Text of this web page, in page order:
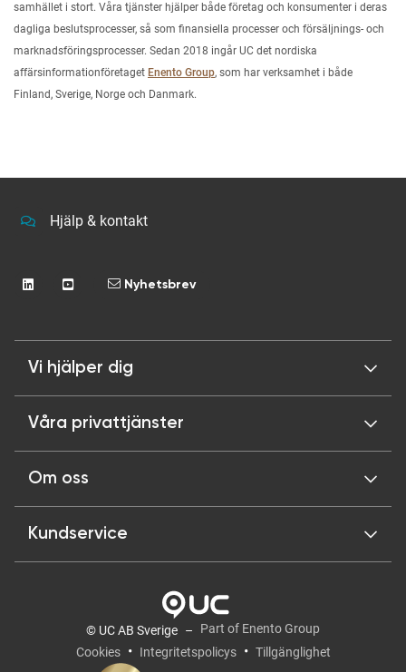
samhället i stort. Våra tjänster hjälper både företag och konsumenter i deras
dagliga beslutsprocesser, så som finansiella processer och försäljnings- och
marknadsföringsprocesser. Sedan 2018 ingår UC det nordiska
affärsinformationföretaget Enento Group, som har verksamhet i både
Finland, Sverige, Norge och Danmark.
Hjälp & kontakt
Nyhetsbrev
Vi hjälper dig
Våra privattjänster
Om oss
Kundservice
© UC AB Sverige
Part of Enento Group
Cookies
Integritetspolicys Tillgänglighet